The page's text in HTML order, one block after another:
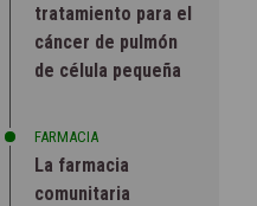
tratamiento para el
cáncer de pulmón
de célula pequeña
FARMACIA
La farmacia
comunitaria